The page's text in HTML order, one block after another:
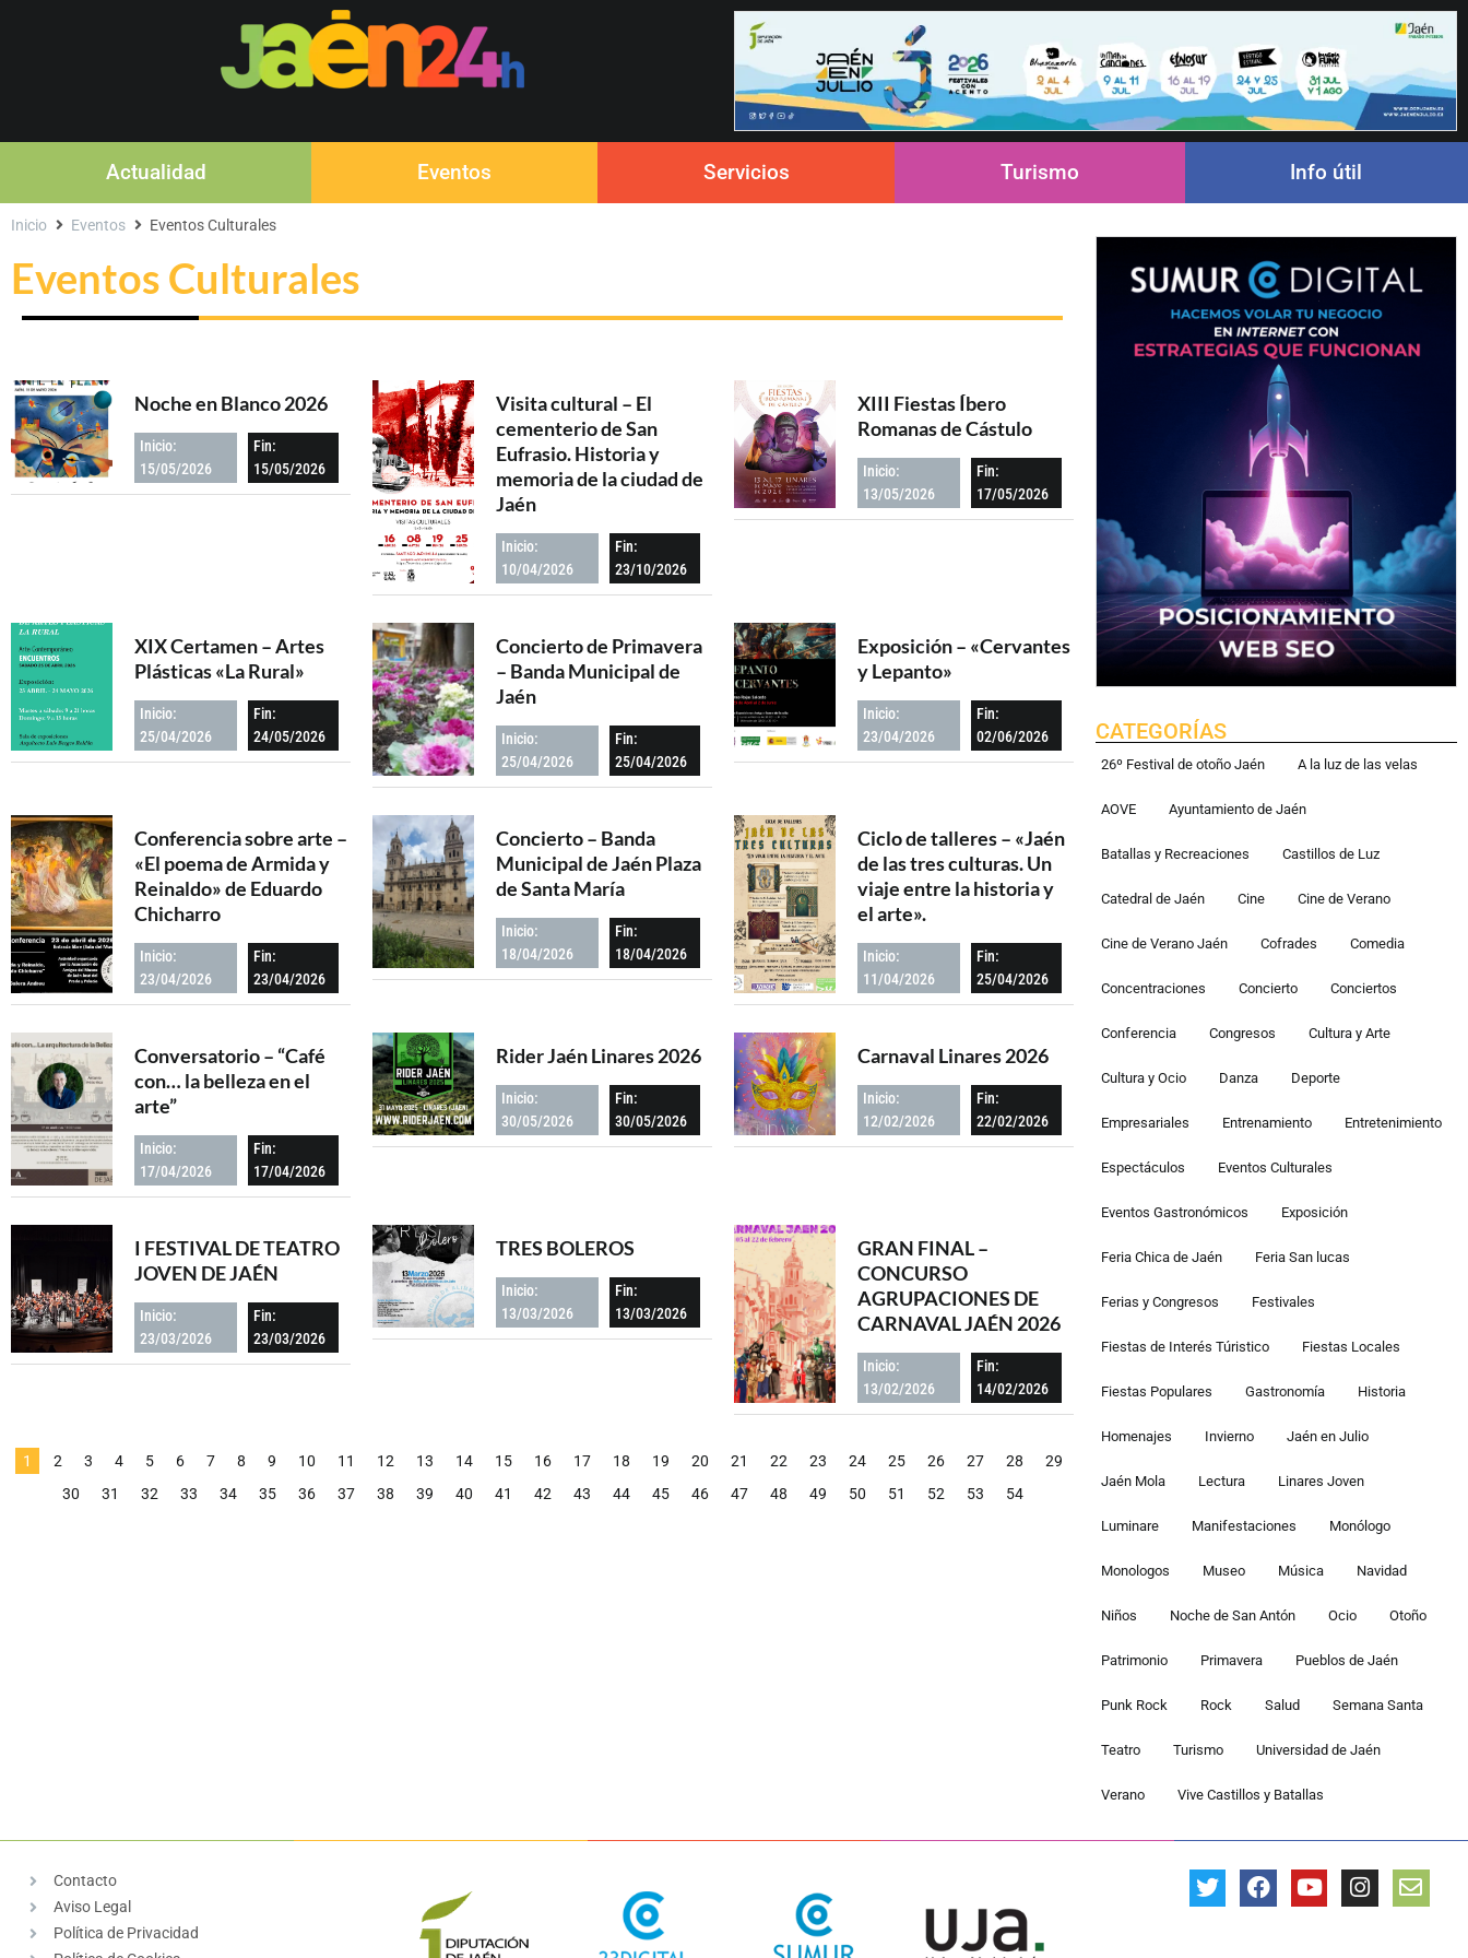
Actualidad Eventos Servicios Turismo Info útil
Eventos Culturales
Inicio Eventos Eventos Culturales
Noche en Blanco 2026
Inicio:
15/05/2026
Fin:
15/05/2026
Visita cultural – El
cementerio de San
Eufrasio. Historia y
memoria de la ciudad de
Jaén
Inicio:
10/04/2026
Fin:
23/10/2026
XIII Fiestas Íbero
Romanas de Cástulo
Inicio:
13/05/2026
Fin:
17/05/2026
XIX Certamen – Artes
Plásticas «La Rural»
Inicio:
25/04/2026
Fin:
24/05/2026
Concierto de Primavera
– Banda Municipal de
Jaén
Inicio:
25/04/2026
Fin:
25/04/2026
Exposición – «Cervantes
y Lepanto»
Inicio:
23/04/2026
Fin:
02/06/2026
Conferencia sobre arte –
«El poema de Armida y
Reinaldo» de Eduardo
Chicharro
Inicio:
23/04/2026
Fin:
23/04/2026
Concierto – Banda
Municipal de Jaén Plaza
de Santa María
Inicio:
18/04/2026
Fin:
18/04/2026
Ciclo de talleres – «Jaén
de las tres culturas. Un
viaje entre la historia y
el arte».
Inicio:
11/04/2026
Fin:
25/04/2026
Conversatorio – “Café
con… la belleza en el
arte”
Inicio:
17/04/2026
Fin:
17/04/2026
Rider Jaén Linares 2026
Inicio:
30/05/2026
Fin:
30/05/2026
Carnaval Linares 2026
Inicio:
12/02/2026
Fin:
22/02/2026
I FESTIVAL DE TEATRO
JOVEN DE JAÉN
Inicio:
23/03/2026
Fin:
23/03/2026
TRES BOLEROS
Inicio:
13/03/2026
Fin:
13/03/2026
GRAN FINAL –
CONCURSO
AGRUPACIONES DE
CARNAVAL JAÉN 2026
Inicio:
13/02/2026
Fin:
14/02/2026
1 2 3 4 5 6 7 8 9 10 11 12 13 14 15 16 17 18 19 20 21 22 23 24 25 26 27 28
29
30
31 32 33 34 35 36 37 38 39 40 41 42 43 44 45 46 47 48 49 50 51 52 53 54
CATEGORÍAS
26º Festival de otoño Jaén A la luz de las velas
AOVE Ayuntamiento de Jaén
Batallas y Recreaciones Castillos de Luz
Catedral de Jaén Cine Cine de Verano
Cine de Verano Jaén Cofrades Comedia
Concentraciones Concierto Conciertos
Conferencia Congresos Cultura y Arte
Cultura y Ocio Danza Deporte
Empresariales Entrenamiento Entretenimiento
Espectáculos Eventos Culturales
Eventos Gastronómicos Exposición
Feria Chica de Jaén Feria San lucas
Ferias y Congresos Festivales
Fiestas de Interés Túristico Fiestas Locales
Fiestas Populares Gastronomía Historia
Homenajes Invierno Jaén en Julio
Jaén Mola Lectura Linares Joven
Luminare Manifestaciones Monólogo
Monologos Museo Música Navidad
Niños Noche de San Antón Ocio Otoño
Patrimonio Primavera Pueblos de Jaén
Punk Rock Rock Salud Semana Santa
Teatro Turismo Universidad de Jaén
Verano Vive Castillos y Batallas
Contacto
Aviso Legal
Política de Privacidad